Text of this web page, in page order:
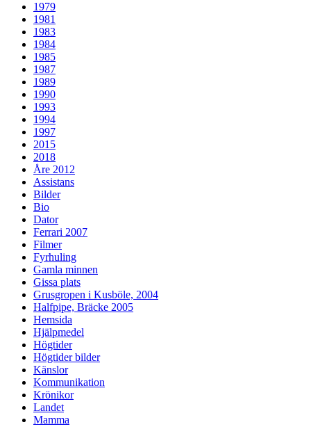
1979
1981
1983
1984
1985
1987
1989
1990
1993
1994
1997
2015
2018
Åre 2012
Assistans
Bilder
Bio
Dator
Ferrari 2007
Filmer
Fyrhuling
Gamla minnen
Gissa plats
Grusgropen i Kusböle, 2004
Halfpipe, Bräcke 2005
Hemsida
Hjälpmedel
Högtider
Högtider bilder
Känslor
Kommunikation
Krönikor
Landet
Mamma